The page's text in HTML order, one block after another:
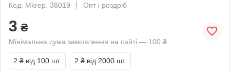
Код: Mkrep. 38019
Опт і роздріб
3 ₴
Мінімальна сума замовлення на сайті — 100 ₴
2 ₴ від 100 шт. 2 ₴ від 2000 шт.